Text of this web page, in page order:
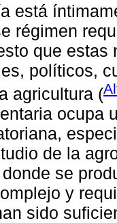
está
régimen
que
políticos,
agricultura (
ocupa
de la
se
y
sido